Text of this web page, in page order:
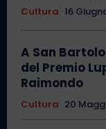
Cultura 16
A San
del Premio
Raimondo
Cultura 20